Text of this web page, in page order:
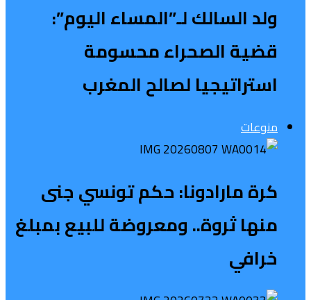
ولد السالك لـ”المساء اليوم”:
قضية الصحراء محسومة
استراتيجيا لصالح المغرب
منوعات
كرة مارادونا: حكم تونسي جنى
منها ثروة.. ومعروضة للبيع بمبلغ
خرافي